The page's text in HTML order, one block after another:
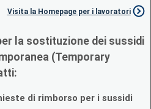
Visita la Homepage per i lavoratori
la sostituzione dei sussidi
(Temporary
di rimborso per i sussidi